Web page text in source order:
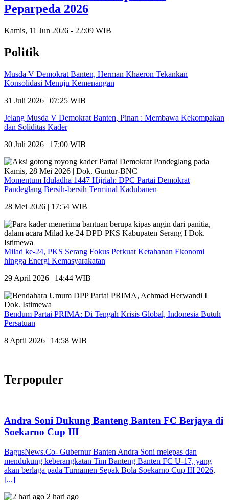
Peparpeda 2026
Kamis, 11 Jun 2026 - 22:09 WIB
Politik
Musda V Demokrat Banten, Herman Khaeron Tekankan
Konsolidasi Menuju Kemenangan
31 Juli 2026 | 07:25 WIB
Jelang Musda V Demokrat Banten, Pinan : Membawa Kekompakan
dan Soliditas Kader
30 Juli 2026 | 17:00 WIB
Momentum Iduladha 1447 Hijriah: DPC Partai Demokrat
Pandeglang Bersih-bersih Terminal Kadubanen
28 Mei 2026 | 17:54 WIB
Milad ke-24, PKS Serang Fokus Perkuat Ketahanan Ekonomi
hingga Energi Kemasyarakatan
29 April 2026 | 14:44 WIB
Bendum Partai PRIMA: Di Tengah Krisis Global, Indonesia Butuh
Persatuan
8 April 2026 | 14:58 WIB
Terpopuler
Andra Soni Dukung Banteng Banten FC Berjaya di
Soekarno Cup III
BagusNews.Co- Gubernur Banten Andra Soni melepas dan
mendukung keberangkatan Tim Banteng Banten FC U-17, yang
akan berlaga pada Turnamen Sepak Bola Soekarno Cup III 2026,
[...]
2 hari ago